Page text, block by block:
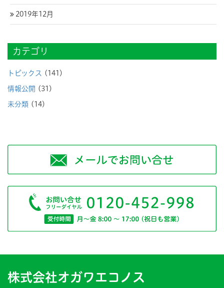
2019年12月
カテゴリ
トピックス (141)
情報公開 (31)
未分類 (14)
株式会社オガワエコノス